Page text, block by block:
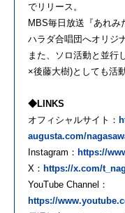
でリリース。
MBS毎日放送『あれみ
ハラダ合唱団へオリジ
また、ソロ活動と並行
×後藤大樹)としても活
◆LINKS
オフィシャルサイト：
augusta.com/
Instagram： https://
X： https://x.com/
YouTube Channel：
https://